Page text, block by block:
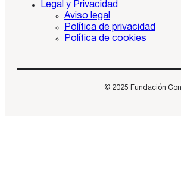
Legal y Privacidad
Aviso legal
Política de privacidad
Política de cookies
© 2025 Fundación